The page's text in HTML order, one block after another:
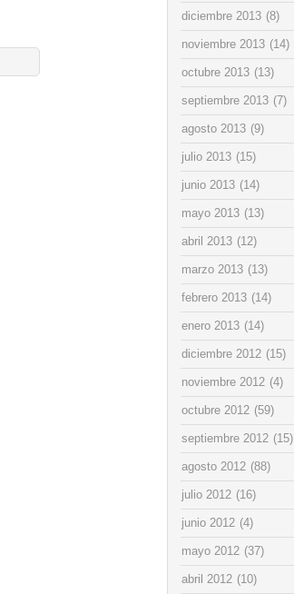
diciembre 2013 (8)
noviembre 2013 (14)
octubre 2013 (13)
septiembre 2013 (7)
agosto 2013 (9)
julio 2013 (15)
junio 2013 (14)
mayo 2013 (13)
abril 2013 (12)
marzo 2013 (13)
febrero 2013 (14)
enero 2013 (14)
diciembre 2012 (15)
noviembre 2012 (4)
octubre 2012 (59)
septiembre 2012 (15)
agosto 2012 (88)
julio 2012 (16)
junio 2012 (4)
mayo 2012 (37)
abril 2012 (10)